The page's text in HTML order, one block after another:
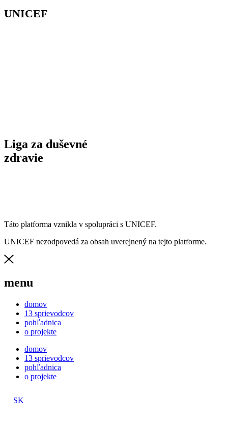
UNICEF
Liga za duševné
zdravie
Táto platforma vznikla v spolupráci s UNICEF.
UNICEF nezodpovedá za obsah uverejnený na tejto platforme.
menu
domov
13 sprievodcov
pohľadnica
o projekte
domov
13 sprievodcov
pohľadnica
o projekte
SK